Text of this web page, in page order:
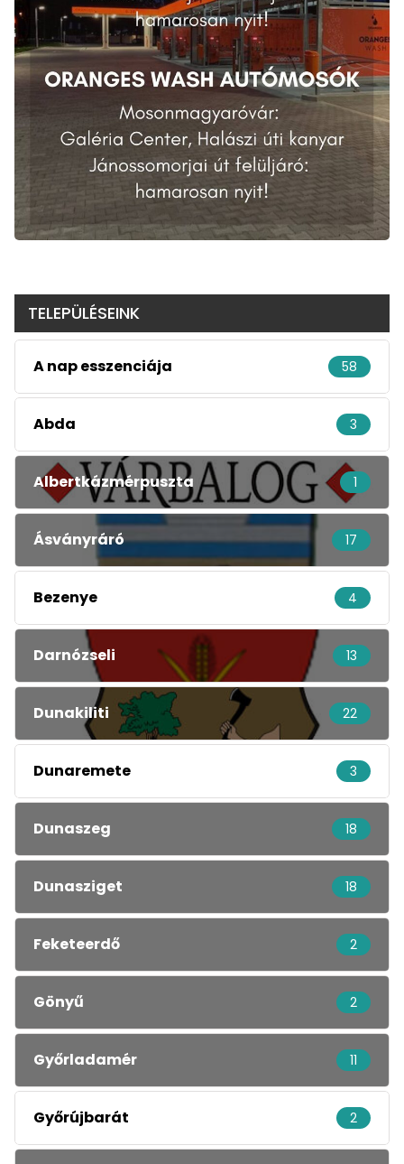
TELEPÜLÉSEINK
A nap esszenciája 58
Abda 3
Albertkázmérpuszta 1
Ásványráró 17
Bezenye 4
Darnózseli 13
Dunakiliti 22
Dunaremete 3
Dunaszeg 18
Dunasziget 18
Feketeerdő 2
Gönyű 2
Győrladamér 11
Győrújbarát 2